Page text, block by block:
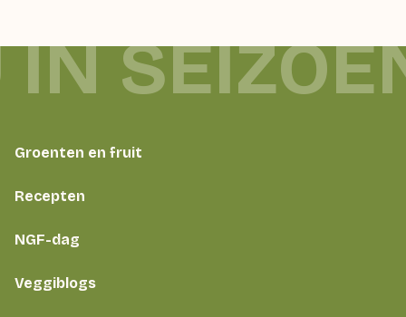
Groenten en fruit
Recepten
NGF-dag
Veggiblogs